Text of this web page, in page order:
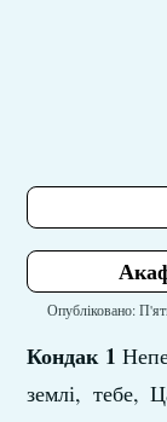
Опубліковано:
Кондак 1
землі, тебе,